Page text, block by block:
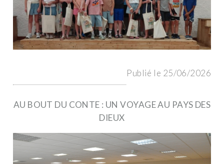
Publié le 25/06/2026
AU BOUT DU CONTE : UN VOYAGE AU PAYS DES
DIEUX